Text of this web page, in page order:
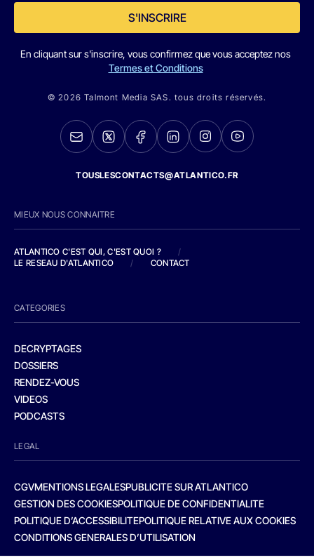
S'INSCRIRE
En cliquant sur s'inscrire, vous confirmez que vous acceptez nos
Termes et Conditions
© 2026 Talmont Media SAS. tous droits réservés.
TOUSLESCONTACTS@ATLANTICO.FR
MIEUX NOUS CONNAITRE
ATLANTICO C'EST QUI, C'EST QUOI ?
/
LE RESEAU D'ATLANTICO
/ CONTACT
CATEGORIES
DECRYPTAGES
DOSSIERS
RENDEZ-VOUS
VIDEOS
PODCASTS
LEGAL
CGVMENTIONS LEGALESPUBLICITE SUR ATLANTICO
GESTION DES COOKIESPOLITIQUE DE CONFIDENTIALITE
POLITIQUE D’ACCESSIBILITEPOLITIQUE RELATIVE AUX COOKIES
CONDITIONS GENERALES D’UTILISATION